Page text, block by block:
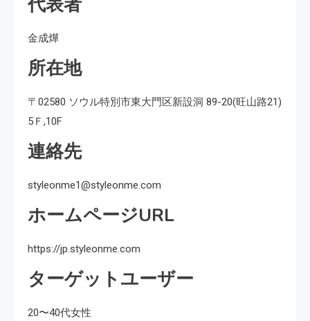
金成燁
所在地
〒02580 ソウル特別市東大門区新設洞 89-20(旺山路21)
5Ｆ,10F
連絡先
styleonme1@styleonme.com
ホームページURL
https://jp.styleonme.com
ターゲットユーザー
20〜40代女性